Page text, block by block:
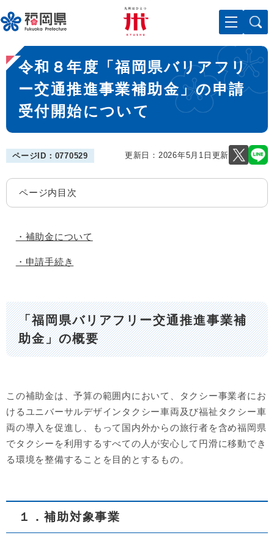
ー
ジ
先
頭
メニューを飛ばして本文へ
本
文
令和８年度「福岡県バリアフリ
ー交通推進事業補助金」の申請
受付開始について
ページID：0770529 更新日：2026年5月1日更新
ページ内目次
・補助金について
・申請手続き
「福岡県バリアフリー交通推進事業補
助金」の概要
この補助金は、予算の範囲内において、タクシー事業者にお
けるユニバーサルデザインタクシー車両及び福祉タクシー車
両の導入を促進し、もって国内外からの旅行者を含め福岡県
でタクシーを利用するすべての人が安心して円滑に移動でき
る環境を整備することを目的とするもの。
１．補助対象事業